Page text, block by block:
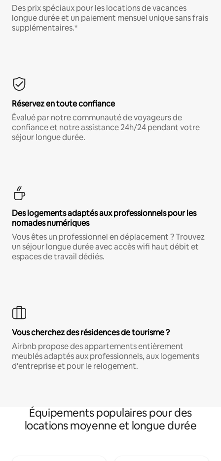
Des prix spéciaux pour les locations de vacances
longue durée et un paiement mensuel unique sans frais
supplémentaires.*
Réservez en toute confiance
Évalué par notre communauté de voyageurs de
confiance et notre assistance 24h/24 pendant votre
séjour longue durée.
Des logements adaptés aux professionnels pour les
nomades numériques
Vous êtes un professionnel en déplacement ? Trouvez
un séjour longue durée avec accès wifi haut débit et
espaces de travail dédiés.
Vous cherchez des résidences de tourisme ?
Airbnb propose des appartements entièrement
meublés adaptés aux professionnels, aux logements
d'entreprise et pour le relogement.
Équipements populaires pour des
locations moyenne et longue durée